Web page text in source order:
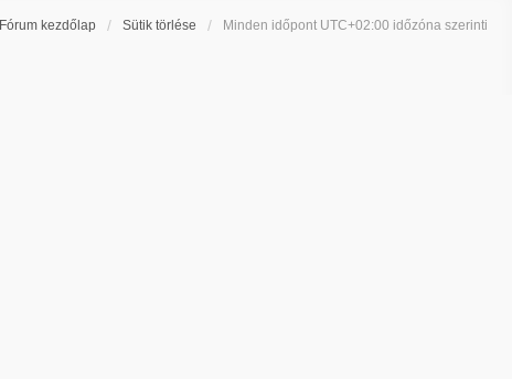
Fórum kezdőlap Sütik törlése Minden időpont UTC+02:00 időzóna szerinti